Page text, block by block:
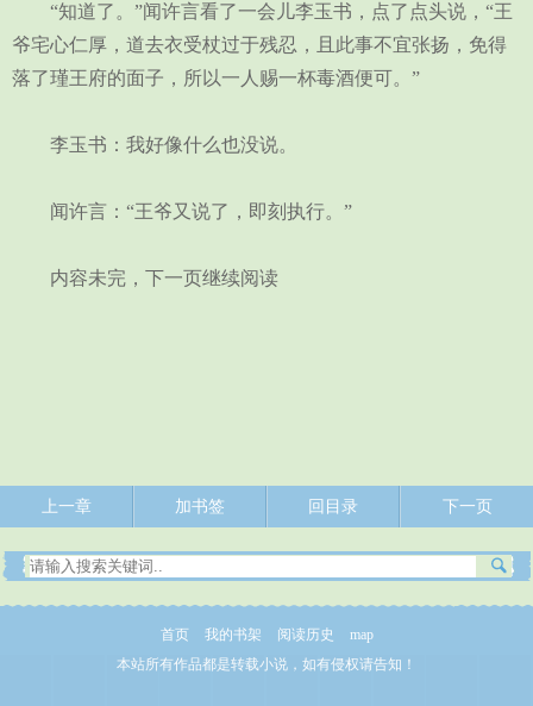
“知道了。”闻许言看了一会儿李玉书，点了点头说，“王
爷宅心仁厚，道去衣受杖过于残忍，且此事不宜张扬，免得
落了瑾王府的面子，所以一人赐一杯毒酒便可。”
李玉书：我好像什么也没说。
闻许言：“王爷又说了，即刻执行。”
内容未完，下一页继续阅读
上一章 加书签 回目录 下一页
首页 我的书架 阅读历史
map
本站所有作品都是转载小说，如有侵权请告知！